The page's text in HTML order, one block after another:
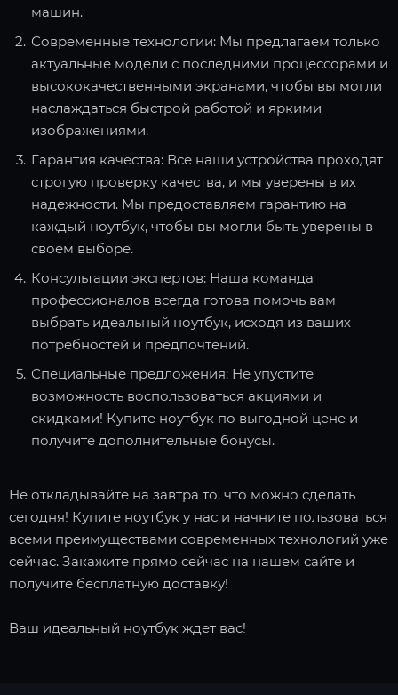
машин.
Современные технологии: Мы предлагаем только
актуальные модели с последними процессорами и
высококачественными экранами, чтобы вы могли
наслаждаться быстрой работой и яркими
изображениями.
Гарантия качества: Все наши устройства проходят
строгую проверку качества, и мы уверены в их
надежности. Мы предоставляем гарантию на
каждый ноутбук, чтобы вы могли быть уверены в
своем выборе.
Консультации экспертов: Наша команда
профессионалов всегда готова помочь вам
выбрать идеальный ноутбук, исходя из ваших
потребностей и предпочтений.
Специальные предложения: Не упустите
возможность воспользоваться акциями и
скидками! Купите ноутбук по выгодной цене и
получите дополнительные бонусы.
Не откладывайте на завтра то, что можно сделать
сегодня! Купите ноутбук у нас и начните пользоваться
всеми преимуществами современных технологий уже
сейчас. Закажите прямо сейчас на нашем сайте и
получите бесплатную доставку!
Ваш идеальный ноутбук ждет вас!